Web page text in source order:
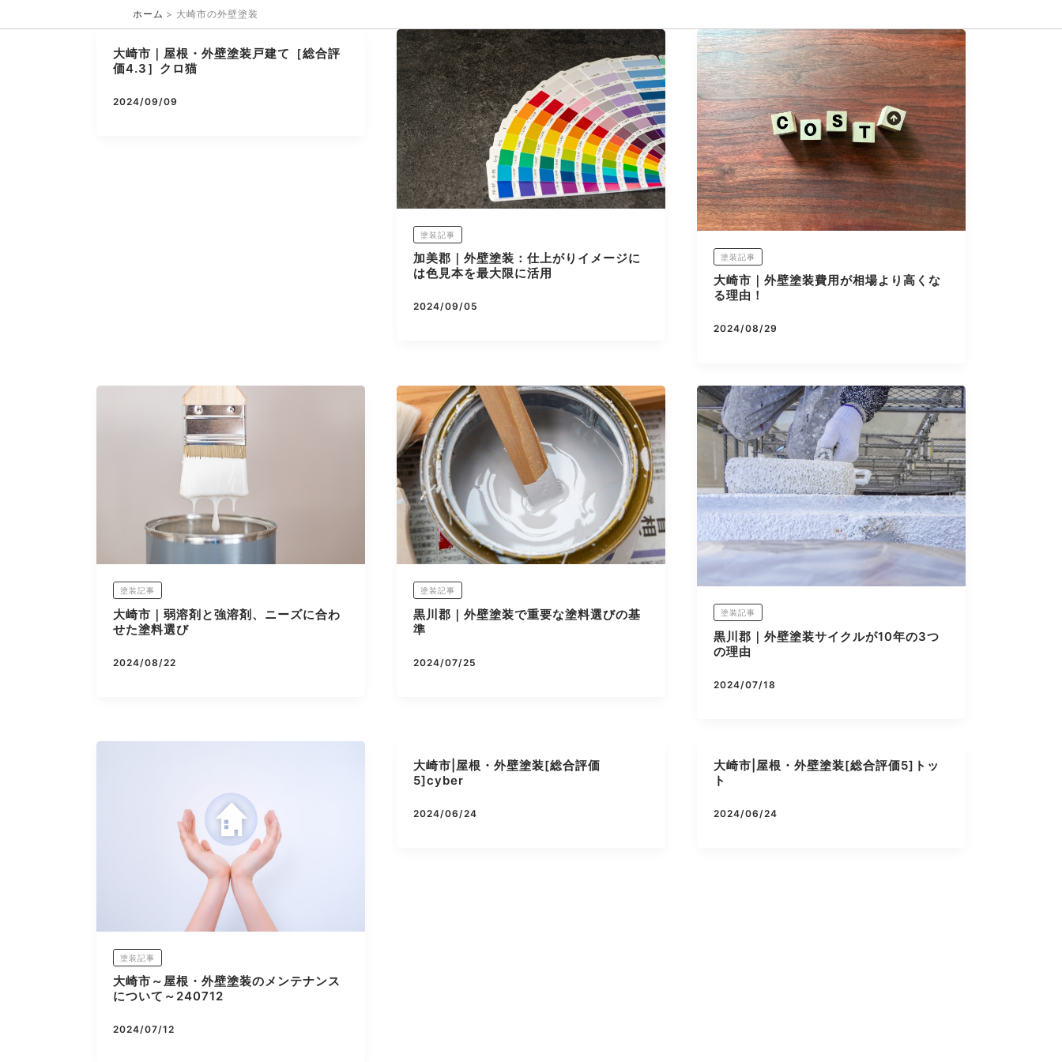
ホーム 大崎市の外壁塗装
大崎市｜屋根・外壁塗装戸建て［総合評
価4.3］クロ猫
2024/09/09
塗装記事
加美郡｜外壁塗装：仕上がりイメージに
は色見本を最大限に活用
2024/09/05
塗装記事
大崎市｜外壁塗装費用が相場より高くな
る理由！
2024/08/29
塗装記事
大崎市｜弱溶剤と強溶剤、ニーズに合わ
せた塗料選び
2024/08/22
塗装記事
黒川郡｜外壁塗装で重要な塗料選びの基
準
2024/07/25
塗装記事
黒川郡｜外壁塗装サイクルが10年の3つ
の理由
2024/07/18
塗装記事
大崎市～屋根・外壁塗装のメンテナンス
について～240712
2024/07/12
大崎市|屋根・外壁塗装[総合評価
5]cyber
2024/06/24
大崎市|屋根・外壁塗装[総合評価5]トッ
ト
2024/06/24